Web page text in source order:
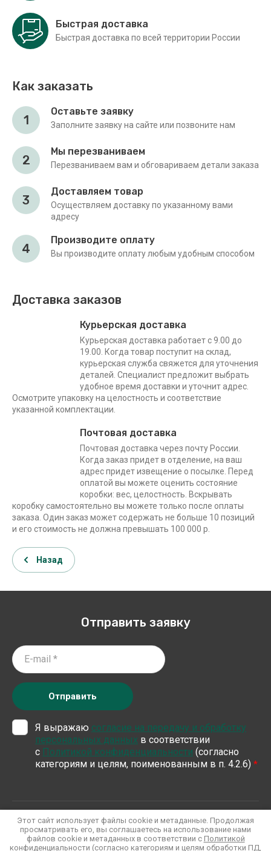
Быстрая доставка
Быстрая доставка по всей территории России
Как заказать
1
Оставьте заявку
Заполните заявку на сайте или позвоните нам
2
Мы перезваниваем
Перезваниваем вам и обговариваем детали заказа
3
Доставляем товар
Осуществляем доставку по указанному вами
адресу
4
Производите оплату
Вы производите оплату любым удобным способом
Доставка заказов
Курьерская доставка
Курьерская доставка работает с 9.00 до
19.00. Когда товар поступит на склад,
курьерская служба свяжется для уточнения
деталей. Специалист предложит выбрать
удобное время доставки и уточнит адрес.
Осмотрите упаковку на целостность и соответствие
указанной комплектации.
Почтовая доставка
Почтовая доставка через почту России.
Когда заказ придет в отделение, на ваш
адрес придет извещение о посылке. Перед
оплатой вы можете оценить состояние
коробки: вес, целостность. Вскрывать
коробку самостоятельно вы можете только после оплаты
заказа. Один заказ может содержать не больше 10 позиций
и его стоимость не должна превышать 100 000 р.
Назад
Отправить заявку
Я выражаю согласие на передачу и обработку
персональных данных в соответствии
с Политикой конфиденциальности (согласно
категориям и целям, поименованным в п. 4.2.6) *
Отправить
Хозтовары оптом
Политика конфиденциальности
Этот сайт использует файлы cookie и метаданные. Продолжая
просматривать его, вы соглашаетесь на использование нами
файлов cookie и метаданных в соответствии с Политикой
конфиденциальности (согласно категориям и целям обработки ПД,